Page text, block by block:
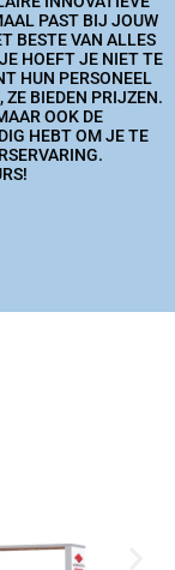
PAST BIJ JOUW
BESTE VAN ALLES
HOEFT JE NIET TE
HUN PERSONEEL
ZE BIEDEN PRIJZEN.
OOK DE
HEBT OM JE TE